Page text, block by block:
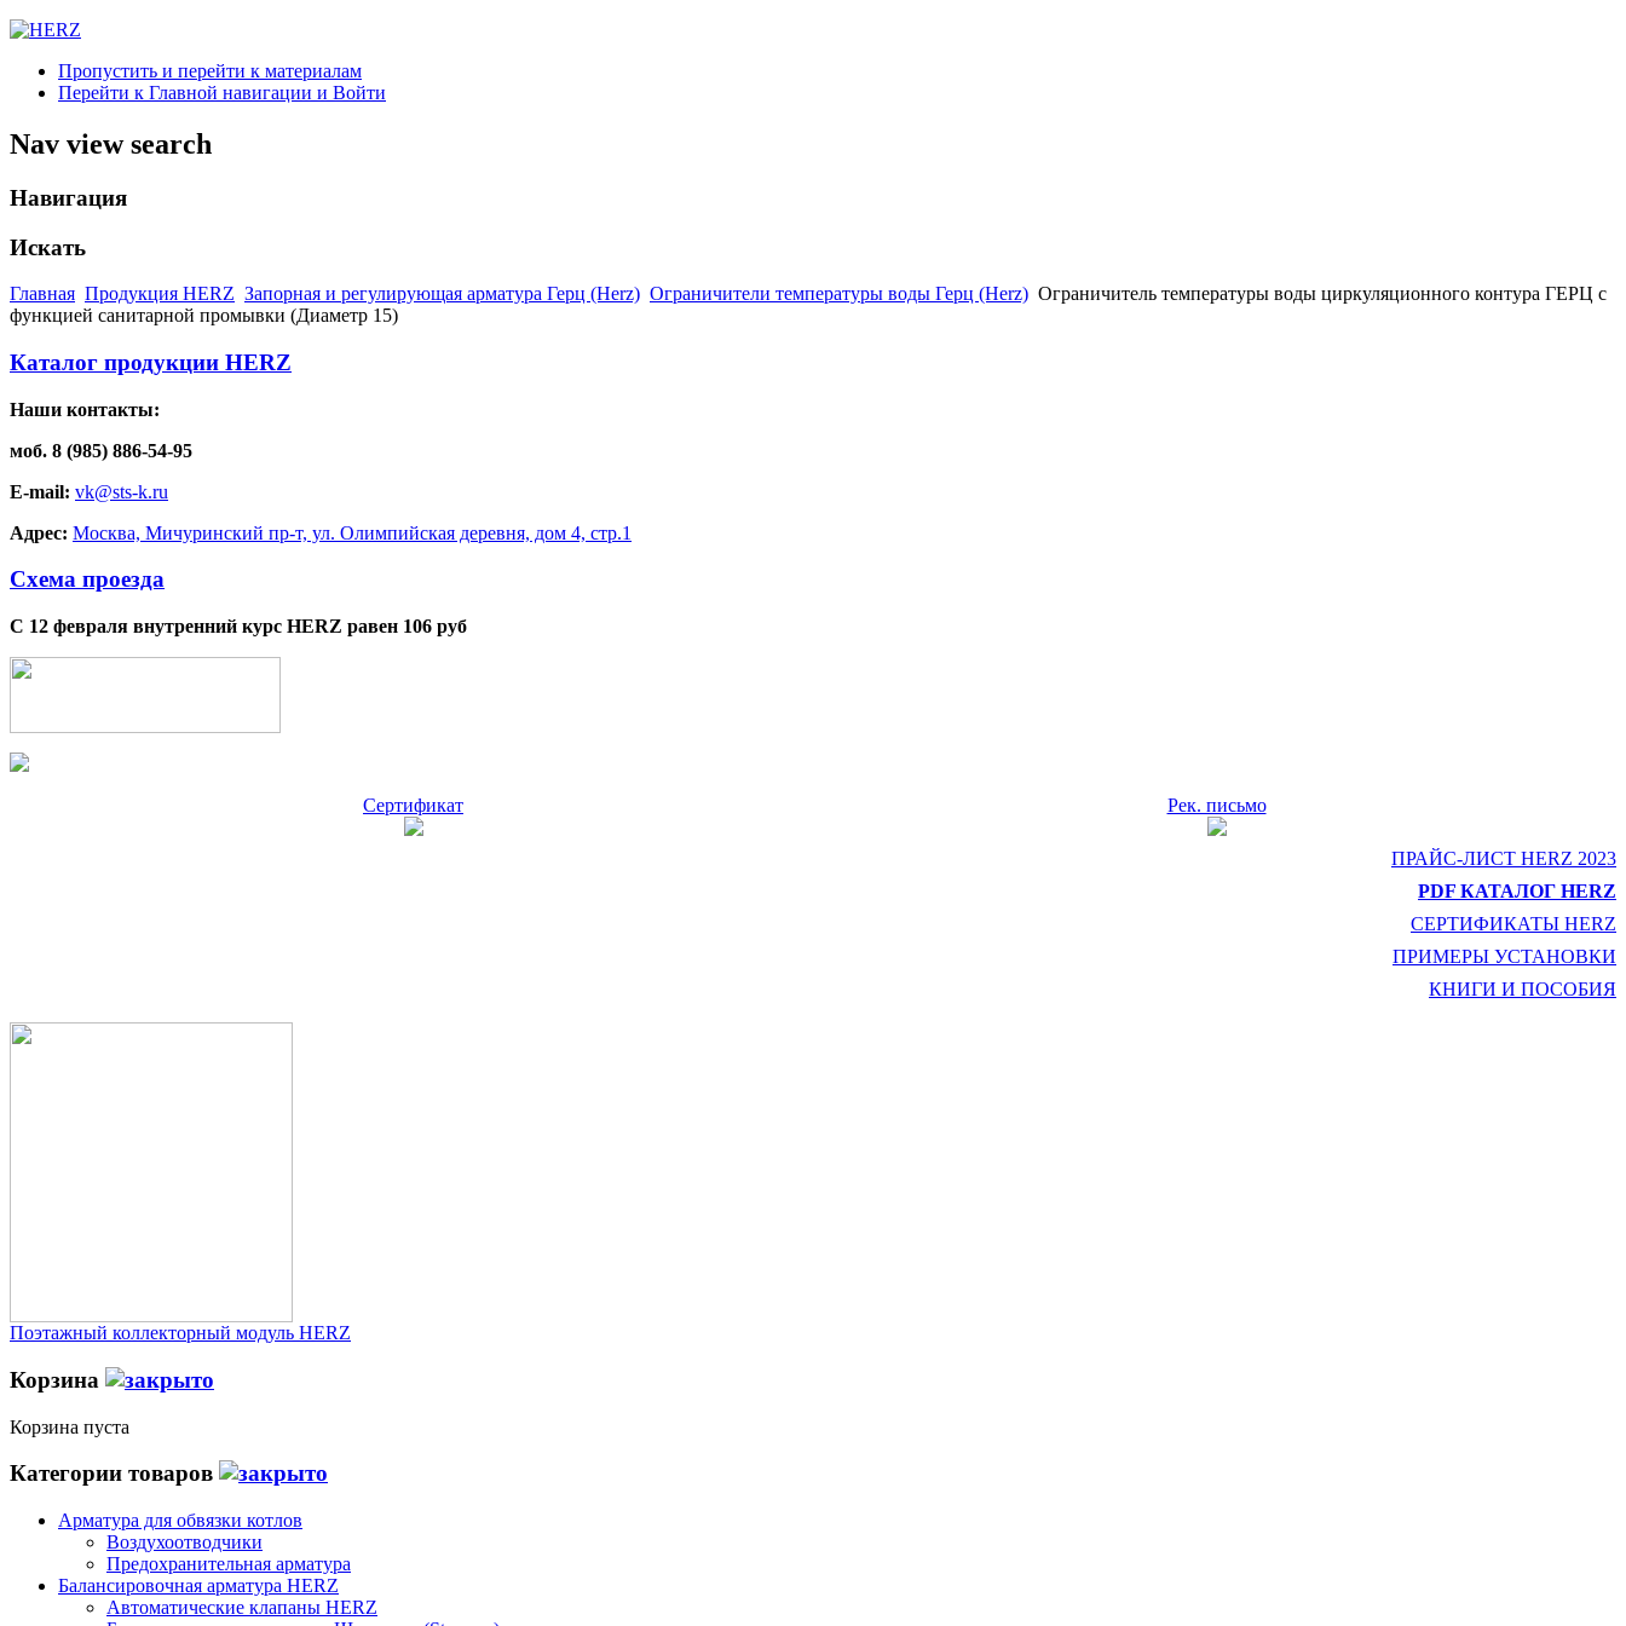
Пропустить и перейти к материалам
Перейти к Главной навигации и Войти
Nav view search
Навигация
Искать
Главная Продукция HERZ Запорная и регулирующая арматура Герц (Herz) Ограничители температуры воды Герц (Herz) Ограничитель температуры воды циркуляционного контура ГЕРЦ с
функцией санитарной промывки (Диаметр 15)
Каталог продукции HERZ
Наши контакты:
моб. 8 (985) 886-54-95
E-mail: vk@sts-k.ru
Адрес: Москва, Мичуринский пр-т, ул. Олимпийская деревня, дом 4, стр.1
Схема проезда
С 12 февраля внутренний курс HERZ равен 106 руб
Сертификат Рек. письмо
ПРАЙС-ЛИСТ HERZ 2023
PDF КАТАЛОГ HERZ
СЕРТИФИКАТЫ HERZ
ПРИМЕРЫ УСТАНОВКИ
КНИГИ И ПОСОБИЯ
Поэтажный коллекторный модуль HERZ
Корзина
Корзина пуста
Категории товаров
Арматура для обвязки котлов
Воздухоотводчики
Предохранительная арматура
Балансировочная арматура HERZ
Автоматические клапаны HERZ